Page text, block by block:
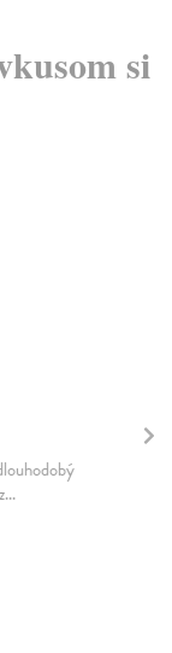
si